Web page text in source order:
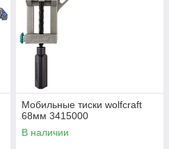
Мобильные тиски wolfcraft
68мм 3415000
В наличии